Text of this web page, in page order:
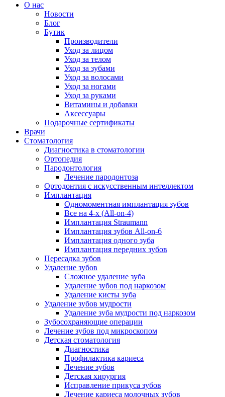
О нас
Новости
Блог
Бутик
Производители
Уход за лицом
Уход за телом
Уход за зубами
Уход за волосами
Уход за ногами
Уход за руками
Витамины и добавки
Аксессуары
Подарочные сертификаты
Врачи
Стоматология
Диагностика в стоматологии
Ортопедия
Пародонтология
Лечение пародонтоза
Ортодонтия с искусственным интеллектом
Имплантация
Одномоментная имплантация зубов
Все на 4-х (All-on-4)
Имплантация Straumann
Имплантация зубов All-on-6
Имплантация одного зуба
Имплантация передних зубов
Пересадка зубов
Удаление зубов
Сложное удаление зуба
Удаление зубов под наркозом
Удаление кисты зуба
Удаление зубов мудрости
Удаление зуба мудрости под наркозом
Зубосохраняющие операции
Лечение зубов под микроскопом
Детская стоматология
Диагностика
Профилактика кариеса
Лечение зубов
Детская хирургия
Исправление прикуса зубов
Лечение кариеса молочных зубов